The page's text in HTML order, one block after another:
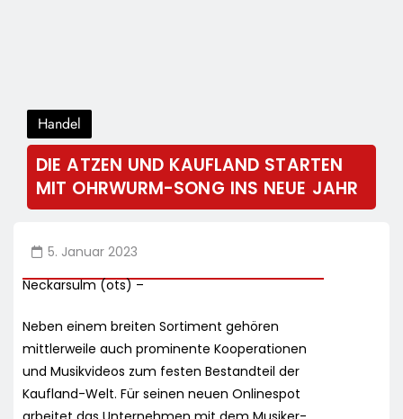
Handel
DIE ATZEN UND KAUFLAND STARTEN
MIT OHRWURM-SONG INS NEUE JAHR
5. Januar 2023
Neckarsulm (ots) –
Neben einem breiten Sortiment gehören
mittlerweile auch prominente Kooperationen
und Musikvideos zum festen Bestandteil der
Kaufland-Welt. Für seinen neuen Onlinespot